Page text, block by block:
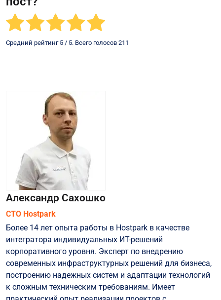
Средний рейтинг 5 / 5. Всего голосов 211
Александр Сахошко
СТО Hostpark
Более 14 лет опыта работы в Hostpark в качестве
интегратора индивидуальных ИТ-решений
корпоративного уровня. Эксперт по внедрению
современных инфраструктурных решений для бизнеса,
построению надежных систем и адаптации технологий
к сложным техническим требованиям. Имеет